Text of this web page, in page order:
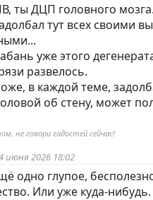
ты ДЦП головного
тут всех своими
уже этого
развелось.
в каждой теме,
об стену, может
не говори гадостей сейчас!
июня 2026 18:02
одно глупое,
Или уже куда-нибудь.